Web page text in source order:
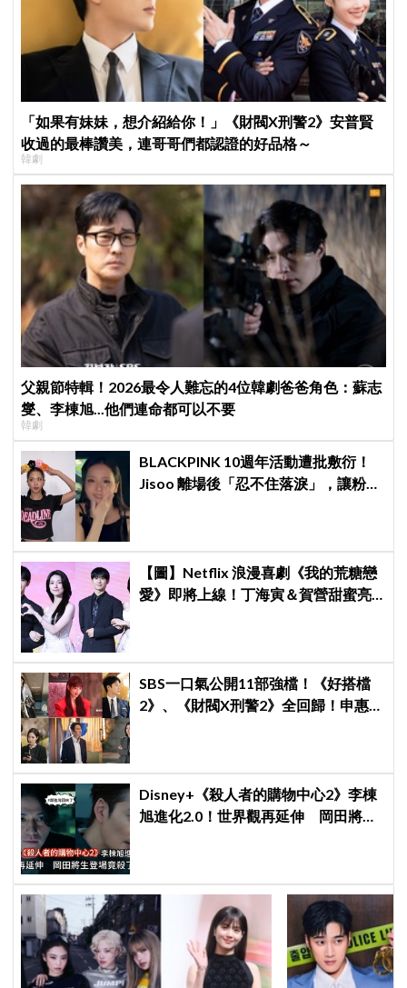
「如果有妹妹，想介紹給你！」《財閥X刑警2》安普賢
收過的最棒讚美，連哥哥們都認證的好品格～
韓劇
父親節特輯！2026最令人難忘的4位韓劇爸爸角色：蘇志
燮、李棟旭...他們連命都可以不要
韓劇
BLACKPINK 10週年活動遭批敷衍！
Jisoo 離場後「忍不住落淚」，讓粉絲
【圖】Netflix 浪漫喜劇《我的荒糖戀
愛》即將上線！丁海寅＆賀營甜蜜亮
SBS一口氣公開11部強檔！《好搭檔
2》、《財閥X刑警2》全回歸！申惠
Disney+《殺人者的購物中心2》李棟
旭進化2.0！世界觀再延伸 岡田將生